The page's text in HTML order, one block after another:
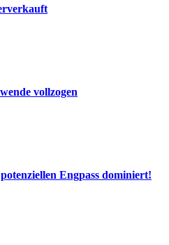
vollzogen
Engpass dominiert!